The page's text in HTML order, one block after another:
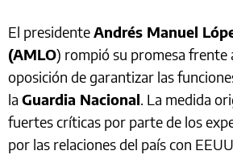
El presidenteAndrés Manuel
(AMLO) rompió su promesa frente
oposición de garantizar las
la Guardia Nacional. La medida
fuertes críticas por parte de los
por las relaciones del país con EEUU